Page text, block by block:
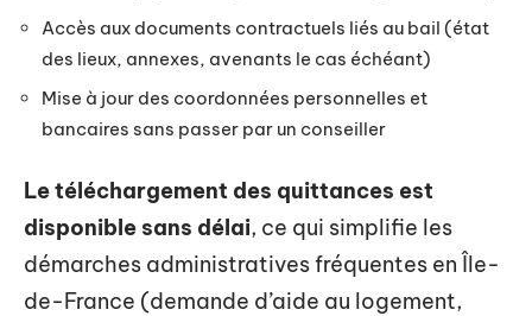
Accès aux documents contractuels liés au bail (état
des lieux, annexes, avenants le cas échéant)
Mise à jour des coordonnées personnelles et
bancaires sans passer par un conseiller
Le téléchargement des quittances est
disponible sans délai, ce qui simplifie les
démarches administratives fréquentes en Île-
de-France (demande d’aide au logement,